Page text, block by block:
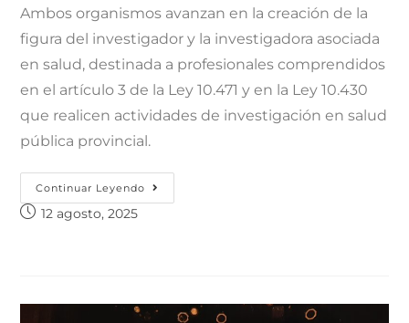
Ambos organismos avanzan en la creación de la
figura del investigador y la investigadora asociada
en salud, destinada a profesionales comprendidos
en el artículo 3 de la Ley 10.471 y en la Ley 10.430
que realicen actividades de investigación en salud
pública provincial.
Continuar Leyendo
12 agosto, 2025